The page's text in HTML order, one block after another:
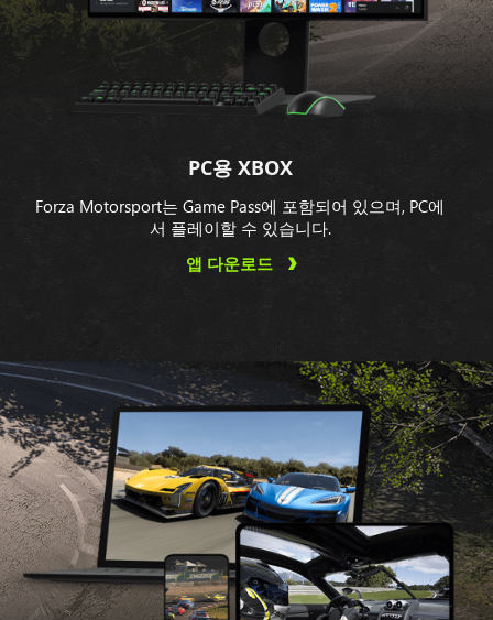
PC용 XBOX
Forza Motorsport는 Game Pass에 포함되어 있으며, PC에
서 플레이할 수 있습니다.
앱 다운로드